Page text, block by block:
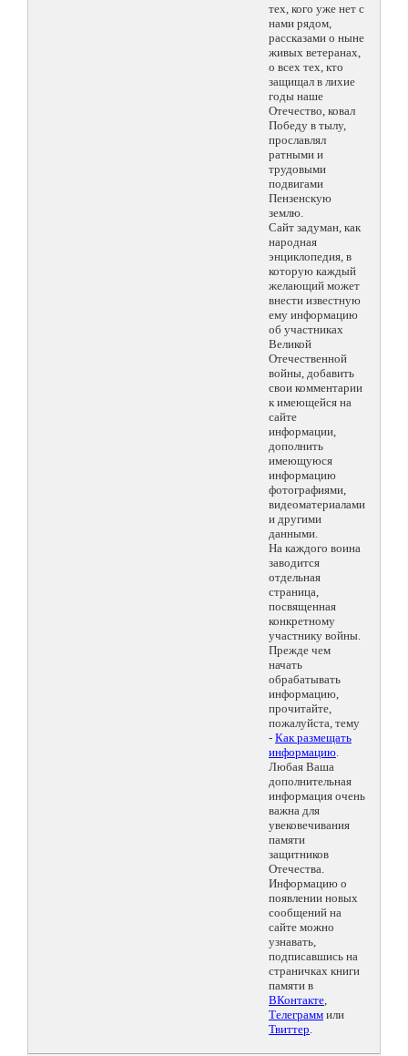
тех, кого уже нет с
нами рядом,
рассказами о ныне
живых ветеранах,
о всех тех, кто
защищал в лихие
годы наше
Отечество, ковал
Победу в тылу,
прославлял
ратными и
трудовыми
подвигами
Пензенскую
землю.
Сайт задуман, как
народная
энциклопедия, в
которую каждый
желающий может
внести известную
ему информацию
об участниках
Великой
Отечественной
войны, добавить
свои комментарии
к имеющейся на
сайте
информации,
дополнить
имеющуюся
информацию
фотографиями,
видеоматериалами
и другими
данными.
На каждого воина
заводится
отдельная
страница,
посвященная
конкретному
участнику войны.
Прежде чем
начать
обрабатывать
информацию,
прочитайте,
пожалуйста, тему
- Как размещать
информацию.
Любая Ваша
дополнительная
информация очень
важна для
увековечивания
памяти
защитников
Отечества.
Информацию о
появлении новых
сообщений на
сайте можно
узнавать,
подписавшись на
страничках книги
памяти в
ВКонтакте,
Телеграмм или
Твиттер.